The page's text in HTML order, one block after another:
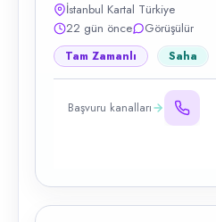
İstanbul Kartal Türkiye
22 gün önce
Görüşülür
Tam Zamanlı Saha
Başvuru kanalları